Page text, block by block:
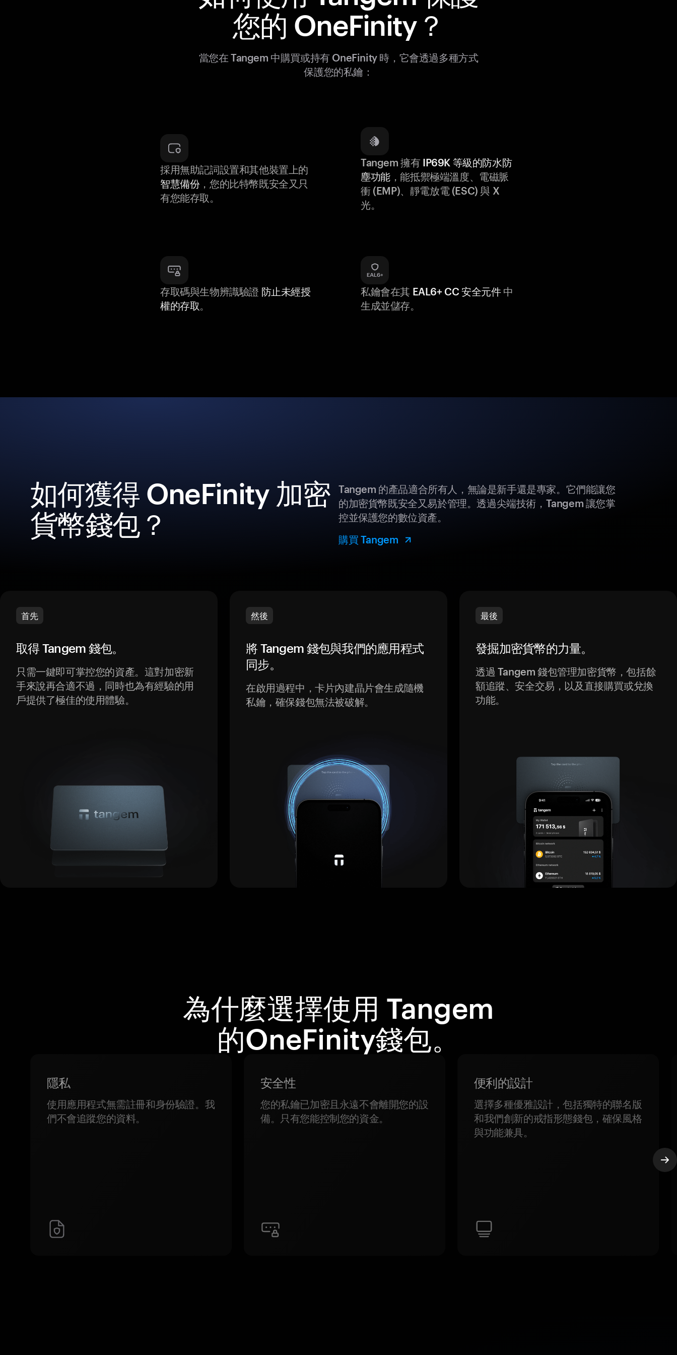
您的 OneFinity？
當您在 Tangem 中購買或持有 OneFinity 時，它會透過多種方式
保護您的私鑰：
採用無助記詞設置和其他裝置上的
智慧備份，您的比特幣既安全又只
有您能存取。
Tangem 擁有 IP69K 等級的防水防
塵功能，能抵禦極端溫度、電磁脈
衝 (EMP)、靜電放電 (ESC) 與 X
光。
存取碼與生物辨識驗證 防止未經授
權的存取。
私鑰會在其 EAL6+ CC 安全元件中
生成並儲存。
如何獲得 OneFinity 加密
貨幣錢包？
Tangem 的產品適合所有人，無論是新手還是專家。它們能讓您
的加密貨幣既安全又易於管理。透過尖端技術，Tangem 讓您掌
控並保護您的數位資產。
購買 Tangem
首先
取得 Tangem 錢包。
只需一鍵即可掌控您的資產。這對加密新
手來說再合適不過，同時也為有經驗的用
戶提供了極佳的使用體驗。
然後
將 Tangem 錢包與我們的應用程式
同步。
在啟用過程中，卡片內建晶片會生成隨機
私鑰，確保錢包無法被破解。
最後
發掘加密貨幣的力量。
透過 Tangem 錢包管理加密貨幣，包括餘
額追蹤、安全交易，以及直接購買或兌換
功能。
為什麼選擇使用 Tangem
的OneFinity錢包。
隱私
使用應用程式無需註冊和身份驗證。我
們不會追蹤您的資料。
安全性
您的私鑰已加密且永遠不會離開您的設
備。只有您能控制您的資金。
便利的設計
選擇多種優雅設計，包括獨特的聯名版
和我們創新的戒指形態錢包，確保風格
與功能兼具。